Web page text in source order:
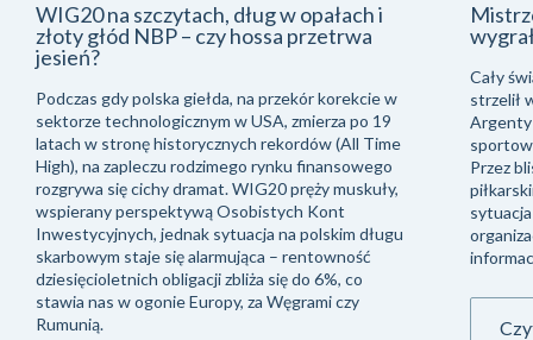
WIG20 na szczytach, dług w opałach i
złoty głód NBP – czy hossa przetrwa
jesień?
Podczas gdy polska giełda, na przekór korekcie w
sektorze technologicznym w USA, zmierza po 19
latach w stronę historycznych rekordów (All Time
High), na zapleczu rodzimego rynku finansowego
rozgrywa się cichy dramat. WIG20 pręży muskuły,
wspierany perspektywą Osobistych Kont
Inwestycyjnych, jednak sytuacja na polskim długu
skarbowym staje się alarmująca – rentowność
dziesięcioletnich obligacji zbliża się do 6%, co
stawia nas w ogonie Europy, za Węgrami czy
Rumunią.
Cały
strzelił
Przez